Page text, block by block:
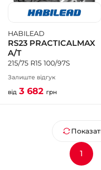
HABILEAD
RS23 PRACTICALMAX
A/T
215/75 R15 100/97S
Залиште відгук
від 3 682 грн
1